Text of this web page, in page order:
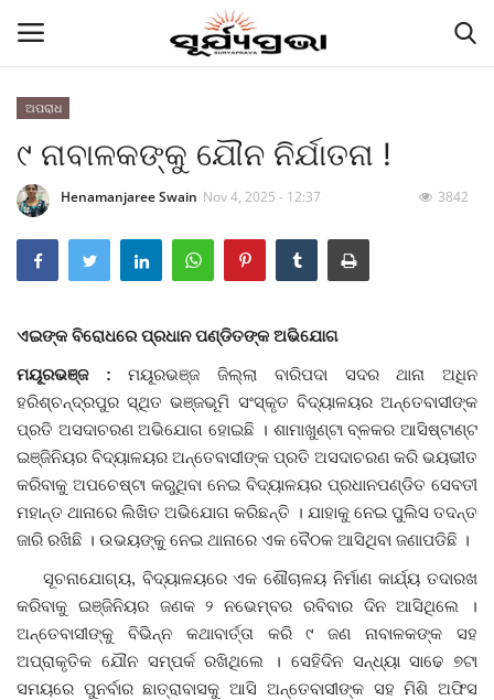
Contact
Gallery
E-paper
ରାଜ୍ୟ
ରାଜନୀତି
କି କଥା ବୋଇଲେ
ଦେଶ ବିଦେଶ
ପ୍ରଶାସନ ଖବର
ଜିଲ୍ଲା
ଅପରାଧ
୯ ନାବାଳକଙ୍କୁ ଯୌନ ନିର୍ଯାତନା !
Henamanjaree Swain Nov 4, 2025 - 12:37 3842
ଏଇଙ୍କ ବିରୋଧରେ ପ୍ରଧାନ ପଣ୍ଡିତଙ୍କ ଅଭିଯୋଗ
ମୟୂରଭଞ୍ଜ :ମୟୂରଭଞ୍ଜ ଜିଲ୍ଲା ବାରିପଦା ସଦର ଥାନା ଅଧିନ
ହରିଶ୍ଚନ୍ଦ୍ରପୁର ସ୍ଥିତ ଭଞ୍ଜଭୂମି ସଂସ୍କୃତ ବିଦ୍ୟାଳୟର ଅନ୍ତେବାସୀଙ୍କ
ପ୍ରତି ଅସଦାଚରଣ ଅଭିଯୋଗ ହୋଇଛି । ଶାମାଖୁଣ୍ଟା ବ୍ଳକର ଆସିଷ୍ଟାଣ୍ଟ
ଇଞ୍ଜିନିୟର ବିଦ୍ୟାଳୟର ଅନ୍ତେବାସୀଙ୍କ ପ୍ରତି ଅସଦାଚରଣ କରି ଭୟଭୀତ
କରିବାକୁ ଅପଚେଷ୍ଟା କରୁଥିବା ନେଇ ବିଦ୍ୟାଳୟର ପ୍ରଧାନପଣ୍ଡିତ ସେବତୀ
ମହାନ୍ତ ଥାନାରେ ଲିଖିତ ଅଭିଯୋଗ କରିଛନ୍ତି । ଯାହାକୁ ନେଇ ପୁଲିସ ତଦନ୍ତ
ଜାରି ରଖିଛି । ଉଭୟଙ୍କୁ ନେଇ ଥାନାରେ ଏକ ବୈଠକ ଆସିଥିବା ଜଣାପଡିଛି ।
ସୂଚନାଯୋଗ୍ୟ, ବିଦ୍ୟାଳୟରେ ଏକ ଶୌଚାଳୟ ନିର୍ମାଣ କାର୍ଯ୍ୟ ତଦାରଖ
କରିବାକୁ ଇଞ୍ଜିନିୟର ଜଣକ ୨ ନଭେମ୍ବର ରବିବାର ଦିନ ଆସିଥିଲେ ।
ଅନ୍ତେବାସୀଙ୍କୁ ବିଭିନ୍ନ କଥାବାର୍ତ୍ତା କରି ୯ ଜଣ ନାବାଳକଙ୍କ ସହ
ଅପ୍ରାକୃତିକ ଯୌନ ସମ୍ପର୍କ ରଖିଥିଲେ । ସେହିଦିନ ସନ୍ଧ୍ୟା ସାଢେ ୭ଟା
ସମୟରେ ପୁନର୍ବାର ଛାତ୍ରାବାସକୁ ଆସି ଅନ୍ତେବାସୀଙ୍କ ସହ ମିଶି ଅଫିସ